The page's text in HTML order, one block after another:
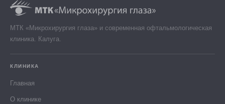
МТК «Микрохирургия глаза» и современная офтальмологическая
клиника. Калуга.
КЛИНИКА
Главная
О клинике